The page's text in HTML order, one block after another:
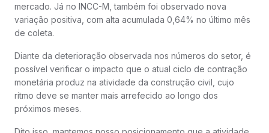
mercado. Já no INCC-M, também foi observado nova
variação positiva, com alta acumulada 0,64% no último mês
de coleta.
Diante da deterioração observada nos números do setor, é
possível verificar o impacto que o atual ciclo de contração
monetária produz na atividade da construção civil, cujo
ritmo deve se manter mais arrefecido ao longo dos
próximos meses.